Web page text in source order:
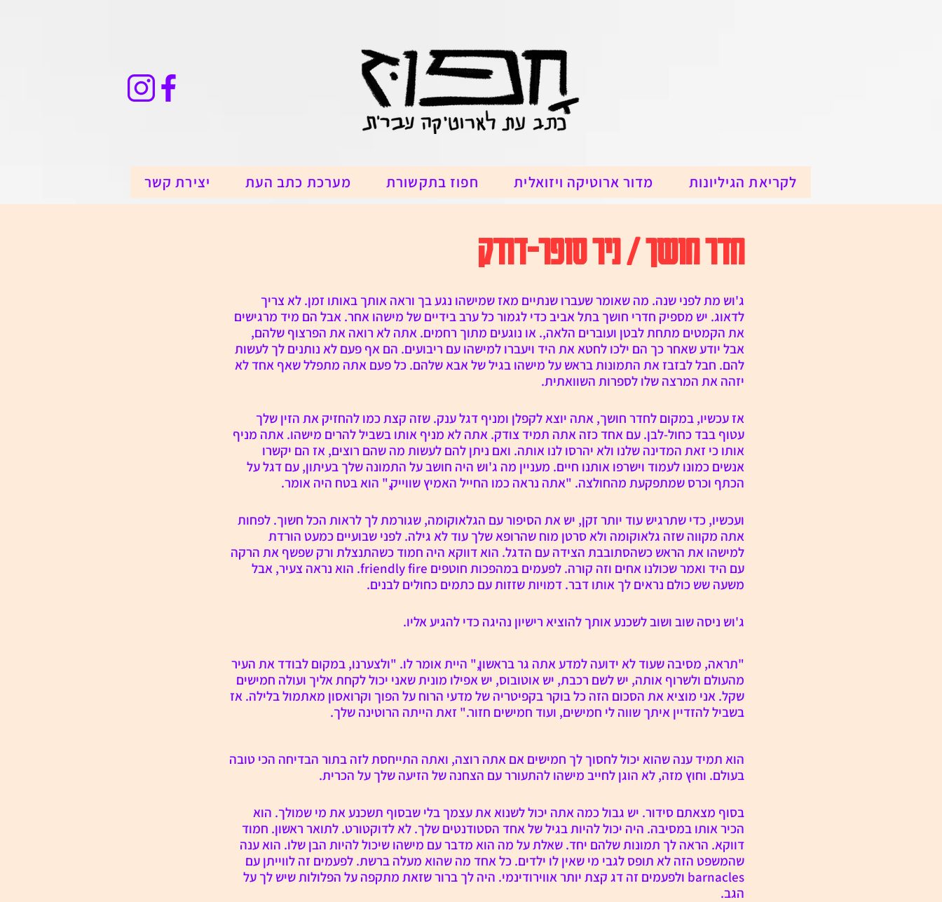
יצירת קשר מערכת כתב העת חפוז בתקשורת מדור ארוטיקה ויזואלית לקריאת הגיליונות
חדר חושך / ניר סופר-דודק
ג'וש מת לפני שנה. מה שאומר שעברו שנתיים מאז שמישהו נגע בך וראה אותך באותו זמן. לא צריך
לדאוג. יש מספיק חדרי חושך בתל אביב כדי לגמור כל ערב בידיים של מישהו אחר. אבל הם מיד מרגישים
את הקמטים מתחת לבטן ועוברים הלאה,. או נוגעים מתוך רחמים. אתה לא רואה את הפרצוף שלהם,
אבל יודע שאחר כך הם ילכו לחטא את היד ויעברו למישהו עם ריבועים. הם אף פעם לא נותנים לך לעשות
להם. חבל לבזבז את התמונות בראש על מישהו בגיל של אבא שלהם. כל פעם אתה מתפלל שאף אחד לא
יזהה את המרצה שלו לספרות השוואתית.
אז עכשיו, במקום לחדר חושך, אתה יוצא לקפלן ומניף דגל ענק. שזה קצת כמו להחזיק את הזין שלך
עטוף בבד כחול-לבן. עם אחד כזה אתה תמיד צודק. אתה לא מניף אותו בשביל להרים מישהו. אתה מניף
אותו כי זאת המדינה שלנו ולא יהרסו לנו אותה. ואם ניתן להם לעשות מה שהם רוצים, אז הם יקשרו
אנשים כמונו לעמוד וישרפו אותנו חיים. מעניין מה ג'וש היה חושב על התמונה שלך בעיתון, עם דגל על
הכתף וכרס שמתפקעת מהחולצה. "אתה נראה כמו החייל האמיץ שווייק," הוא בטח היה אומר.
ועכשיו, כדי שתרגיש עוד יותר זקן, יש את הסיפור עם הגלאוקומה, שגורמת לך לראות הכל חשוך. לפחות
אתה מקווה שזה גלאוקומה ולא סרטן מוח שהרופא שלך עוד לא גילה. לפני שבועיים כמעט הורדת
למישהו את הראש כשהסתובבת הצידה עם הדגל. הוא דווקא היה חמוד כשהתנצלת ורק שפשף את הרקה
עם היד ואמר שכולנו אחים וזה קורה. לפעמים במהפכות חוטפים friendly fire. הוא נראה צעיר, אבל
משעה שש כולם נראים לך אותו דבר. דמויות שזזות עם כתמים כחולים לבנים.
ג'וש ניסה שוב ושוב לשכנע אותך להוציא רישיון נהיגה כדי להגיע אליו.
"תראה, מסיבה שעוד לא ידועה למדע אתה גר בראשון," היית אומר לו. "ולצערנו, במקום לבודד את העיר
מהעולם ולשרוף אותה, יש לשם רכבת, יש אוטובוס, יש אפילו מונית שאני יכול לקחת אליך ועולה חמישים
שקל. אני מוציא את הסכום הזה כל בוקר בקפיטריה של מדעי הרוח על הפוך וקרואסון מאתמול בלילה. אז
בשביל להזדיין איתך שווה לי חמישים, ועוד חמישים חזור." זאת הייתה הרוטינה שלך.
הוא תמיד ענה שהוא יכול לחסוך לך חמישים אם אתה רוצה, ואתה התייחסת לזה בתור הבדיחה הכי טובה
בעולם. וחוץ מזה, לא הוגן לחייב מישהו להתעורר עם הצחנה של הזיעה שלך על הכרית.
בסוף מצאתם סידור. יש גבול כמה אתה יכול לשנוא את עצמך בלי שבסוף תשכנע את מי שמולך. הוא
הכיר אותו במסיבה. היה יכול להיות בגיל של אחד הסטודנטים שלך. לא לדוקטורט. לתואר ראשון. חמוד
דווקא. הראה לך תמונות שלהם יחד. שאלת על מה הוא מדבר עם מישהו שיכול להיות הבן שלו. הוא ענה
שהמשפט הזה לא תופס לגבי מי שאין לו ילדים. כל אחד מה שהוא מעלה ברשת. לפעמים זה לווייתן עם
barnacles ולפעמים זה דג קצת יותר אווירודינמי. היה לך ברור שזאת מתקפה על הפלולות שיש לך על
הגב.